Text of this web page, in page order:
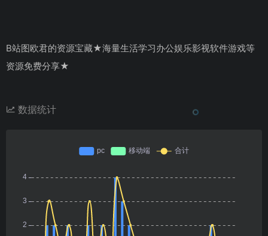
B站图欧君的资源宝藏★海量生活学习办公娱乐影视软件游戏等
资源免费分享★
数据统计